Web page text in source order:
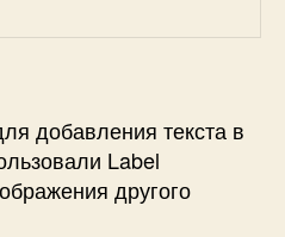
добавления текста в
Label
другого